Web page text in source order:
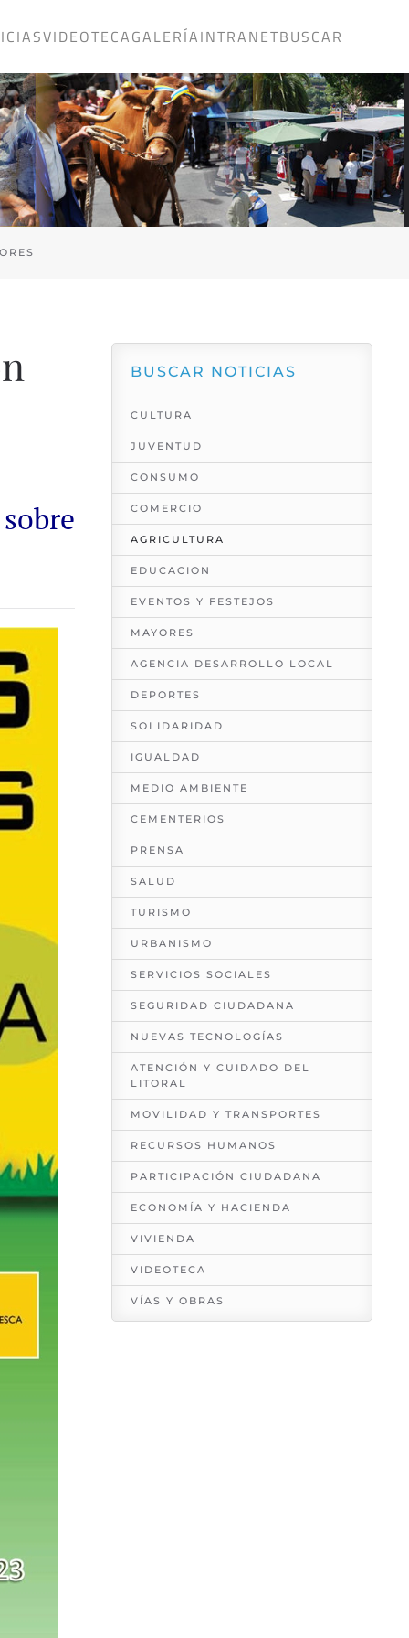
VIDEOTECAGALERÍAINTRANETBUSCAR
BUSCAR NOTICIAS
CULTURA
JUVENTUD
CONSUMO
COMERCIO
AGRICULTURA
EDUCACION
EVENTOS Y FESTEJOS
MAYORES
AGENCIA DESARROLLO LOCAL
DEPORTES
SOLIDARIDAD
IGUALDAD
MEDIO AMBIENTE
CEMENTERIOS
PRENSA
SALUD
TURISMO
URBANISMO
SERVICIOS SOCIALES
SEGURIDAD CIUDADANA
NUEVAS TECNOLOGÍAS
ATENCIÓN Y CUIDADO DEL
LITORAL
MOVILIDAD Y TRANSPORTES
RECURSOS HUMANOS
PARTICIPACIÓN CIUDADANA
ECONOMÍA Y HACIENDA
VIVIENDA
VIDEOTECA
VÍAS Y OBRAS